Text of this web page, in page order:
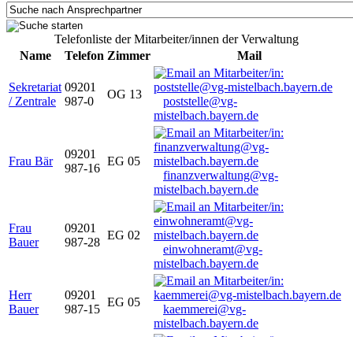
Telefonliste der Mitarbeiter/innen der Verwaltung
Name
Telefon Zimmer Mail
Sekretariat
/ Zentrale
09201
987-0
OG 13
poststelle@vg-
mistelbach.bayern.de
Frau Bär
09201
987-16
EG 05
finanzverwaltung@vg-
mistelbach.bayern.de
Frau
Bauer
09201
987-28
EG 02
einwohneramt@vg-
mistelbach.bayern.de
Herr
Bauer
09201
987-15
EG 05
kaemmerei@vg-
mistelbach.bayern.de